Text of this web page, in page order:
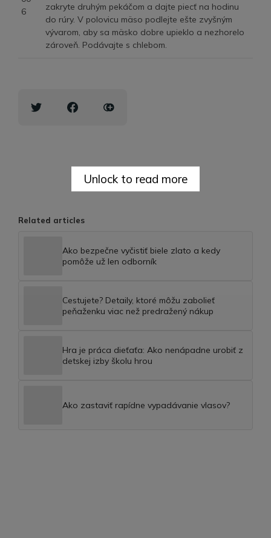
zakryte druhým pekáčom a dajte piecť na hodinu
do rúry. V polovicu mäso podlejte ešte zvyšným
vývarom, aby sa mäsko dobre upieklo a nezhorelo
zároveň. Podávajte s chlebom.
Related articles
Ako bezpečne vyčistiť biele zlato a kedy
pomôže už len odborník
Cestujete? Detaily, ktoré môžu zabolieť
peňaženku viac než predražený nákup
Hra je práca dieťaťa: Ako nenápadne urobiť z
detskej izby školu hrou
Ako zastaviť rapídne vypadávanie vlasov?
Unlock to read more